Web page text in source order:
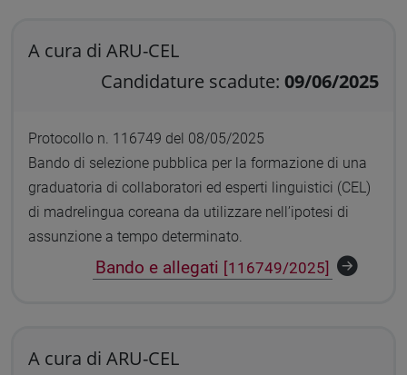
A cura di ARU-CEL
Candidature scadute:09/06/2025
Protocollo n. 116749 del 08/05/2025
Bando di selezione pubblica per la formazione di una
graduatoria di collaboratori ed esperti linguistici (CEL)
di madrelingua coreana da utilizzare nell’ipotesi di
assunzione a tempo determinato.
Bando e allegati [116749/2025]
A cura di ARU-CEL